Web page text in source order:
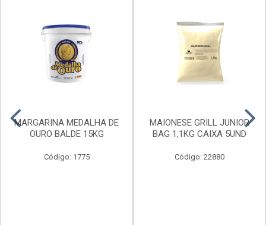
MARGARINA MEDALHA DE
OURO BALDE 15KG
Código: 1775
MAIONESE GRILL JUNIOR
BAG 1,1KG CAIXA 5UND
Código: 22880